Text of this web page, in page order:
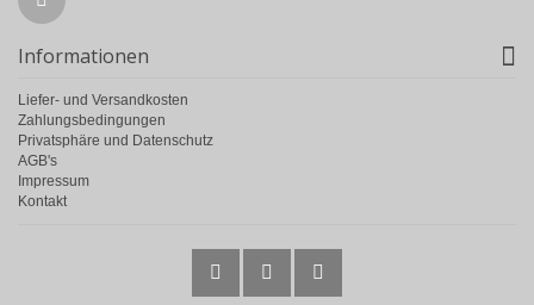
Informationen
Liefer- und Versandkosten
Zahlungsbedingungen
Privatsphäre und Datenschutz
AGB's
Impressum
Kontakt